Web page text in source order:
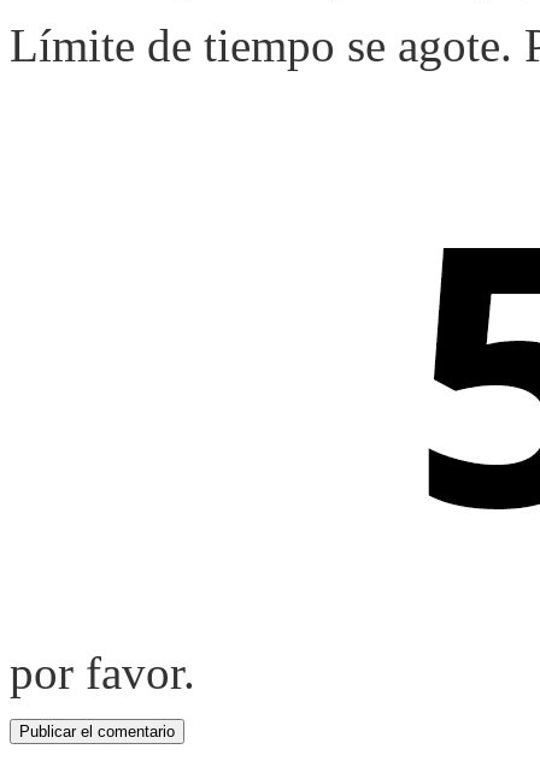
Límite de tiempo se agote.
por favor.